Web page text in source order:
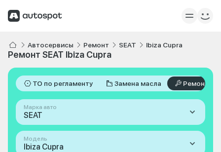
Автосервисы Ремонт SEAT Ibiza Cupra
Ремонт SEAT Ibiza Cupra
ТО по регламенту Замена масла Ремонт
Марка авто
SEAT
Модель
Ibiza Cupra